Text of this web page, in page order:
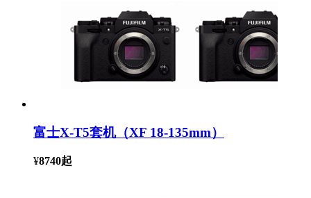
富士X-T5套机（XF 18-135mm）
¥8740起